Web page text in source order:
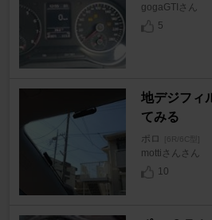
gogaGTIさん
5
地デジフィ
てみる
ポロ [6R/6C型]
mottiさんさん
10